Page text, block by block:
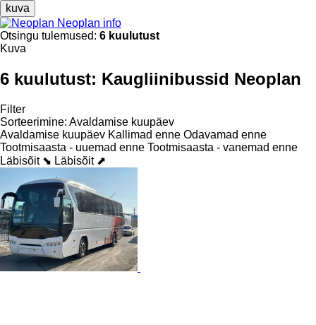
kuva
Neoplan info
Otsingu tulemused: 6 kuulutust
Kuva
6 kuulutust: Kaugliinibussid Neoplan
Filter
Sorteerimine: Avaldamise kuupäev
Avaldamise kuupäev Kallimad enne Odavamad enne
Tootmisaasta - uuemad enne Tootmisaasta - vanemad enne
Läbisõit ⬊ Läbisõit ⬈